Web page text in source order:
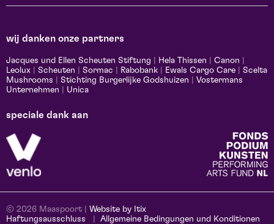
wij danken onze partners
Jacques und Ellen Scheuten Stiftung Hela Thissen Canon
Leolux
Scheuten Sormac Rabobank Ewals Cargo Care
Scelta
Mushrooms
Stichting Burgerlijke Godshuizen
Vostermans
Unternehmen
Unica
speciale dank aan
© 2026 Maaspoort | Website by Itix
Haftungsausschluss
Allgemeine Bedingungen und Konditionen